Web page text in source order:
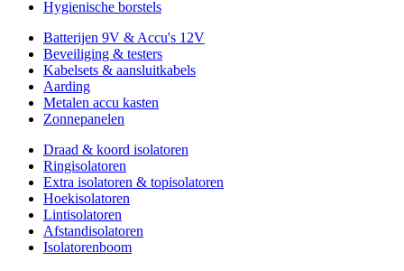
Hygienische borstels
Batterijen 9V & Accu's 12V
Beveiliging & testers
Kabelsets & aansluitkabels
Aarding
Metalen accu kasten
Zonnepanelen
Draad & koord isolatoren
Ringisolatoren
Extra isolatoren & topisolatoren
Hoekisolatoren
Lintisolatoren
Afstandisolatoren
Isolatorenboom